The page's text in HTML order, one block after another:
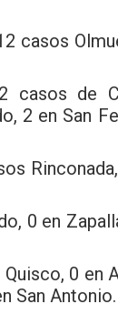
casos
casos de
2 en San
0 en
0 en
San Antonio.